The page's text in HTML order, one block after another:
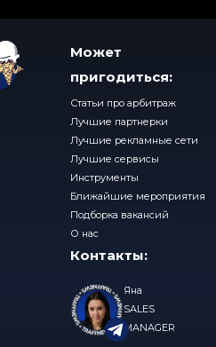
Может
пригодиться:
Статьи про арбитраж
Лучшие партнерки
Лучшие рекламные сети
Лучшие сервисы
Инструменты
Ближайшие мероприятия
Подборка вакансий
О нас
Контакты:
Яна
SALES
MANAGER